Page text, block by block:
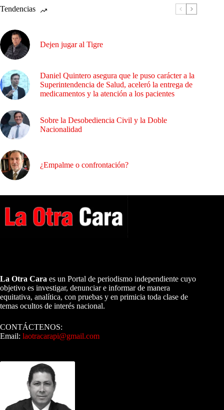
Tendencias
Dejen jugar al Tigre
Daniel Quintero asegura que le puso carácter a la
Superintendencia de Salud, aceleró la entrega de
medicamentos y la atención a los pacientes
Sobre la Desobediencia Civil y la Doble
Nacionalidad
¿Empalme o confrontación?
La Otra Cara es un Portal de periodismo independiente cuyo
objetivo es investigar, denunciar e informar de manera
equitativa, analítica, con pruebas y en primicia toda clase de
temas ocultos de interés nacional.
CONTÁCTENOS:
Email: laotracarapi@gmail.com